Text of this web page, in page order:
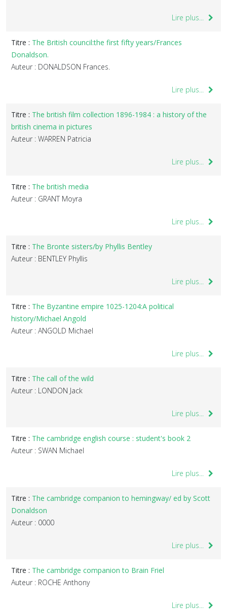
Lire plus...
Titre : The British council:the first fifty years/Frances
Donaldson.
Auteur : DONALDSON Frances.
Lire plus...
Titre : The british film collection 1896-1984 : a history of the
british cinema in pictures
Auteur : WARREN Patricia
Lire plus...
Titre : The british media
Auteur : GRANT Moyra
Lire plus...
Titre : The Bronte sisters/by Phyllis Bentley
Auteur : BENTLEY Phyllis
Lire plus...
Titre : The Byzantine empire 1025-1204:A political
history/Michael Angold
Auteur : ANGOLD Michael
Lire plus...
Titre : The call of the wild
Auteur : LONDON Jack
Lire plus...
Titre : The cambridge english course : student's book 2
Auteur : SWAN Michael
Lire plus...
Titre : The cambridge companion to hemingway/ ed by Scott
Donaldson
Auteur : 0000
Lire plus...
Titre : The cambridge companion to Brain Friel
Auteur : ROCHE Anthony
Lire plus...